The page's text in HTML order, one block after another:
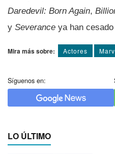
Daredevil: Born Again,
y Severance ya han
Mira más sobre: Actores
Síguenos en:
LO ÚLTIMO